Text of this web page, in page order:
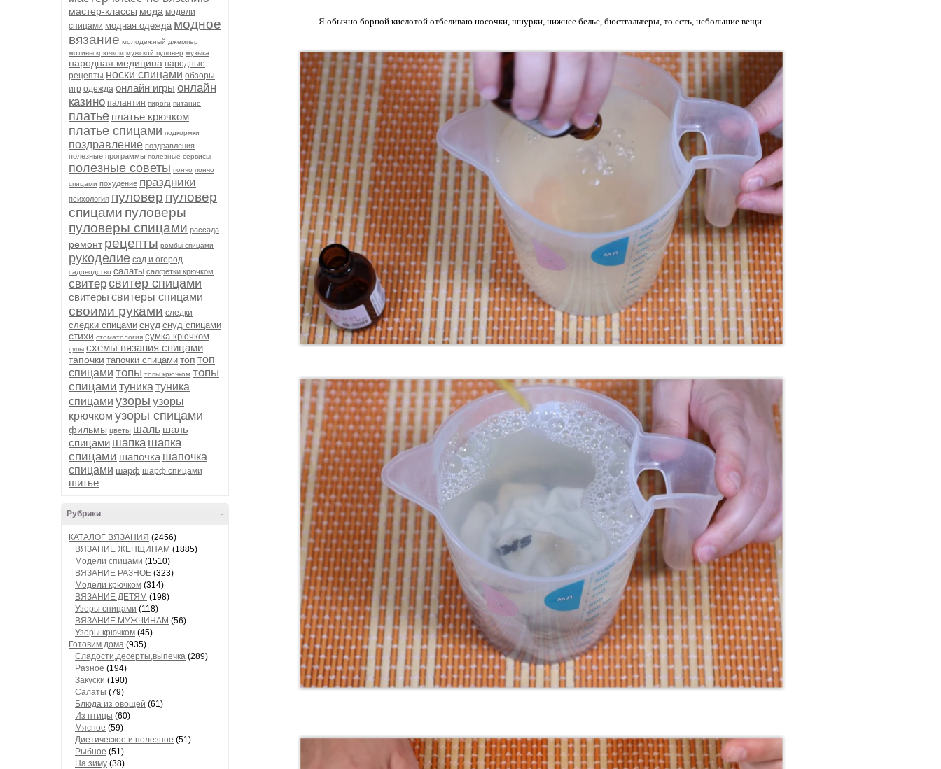
мастер-классы мода модели
спицами модная одежда модное
вязание молодежный джемпер
мотивы крючком мужской пуловер музыка
народная медицина народные
рецепты носки спицами обзоры
игр одежда онлайн игры онлайн
казино палантин пироги питание
платье платье крючком
платье спицами подкормки
поздравление поздравления
полезные программы полезные сервисы
полезные советы пончо пончо
спицами похудение праздники
психология пуловер пуловер
спицами пуловеры
пуловеры спицами рассада
ремонт рецепты ромбы спицами
рукоделие сад и огород
садоводство салаты салфетки крючком
свитерсвитер спицами
свитеры свитеры спицами
своими руками следки
следки спицами снуд снуд спицами
стихи стоматология сумка крючком
супы схемы вязания спицами
тапочки тапочки спицами топ топ
спицами топы топы крючком топы
спицами туника туника
спицами узоры узоры
крючком узоры спицами
фильмы цветы шаль шаль
спицами шапка шапка
спицами шапочка шапочка
спицами шарф шарф спицами
шитье
-
Рубрики
КАТАЛОГ ВЯЗАНИЯ (2456)
ВЯЗАНИЕ ЖЕНЩИНАМ (1885)
Модели спицами (1510)
ВЯЗАНИЕ РАЗНОЕ (323)
Модели крючком (314)
ВЯЗАНИЕ ДЕТЯМ (198)
Узоры спицами (118)
ВЯЗАНИЕ МУЖЧИНАМ (56)
Узоры крючком (45)
Готовим дома (935)
Сладости,десерты,выпечка (289)
Разное (194)
Закуски (190)
Салаты (79)
Блюда из овощей (61)
Из птицы (60)
Мясное (59)
Диетическое и полезное (51)
Рыбное (51)
На зиму (38)
Я обычно борной кислотой отбеливаю носочки, шнурки, нижнее белье, бюстгальтеры, то есть, небольшие вещи.